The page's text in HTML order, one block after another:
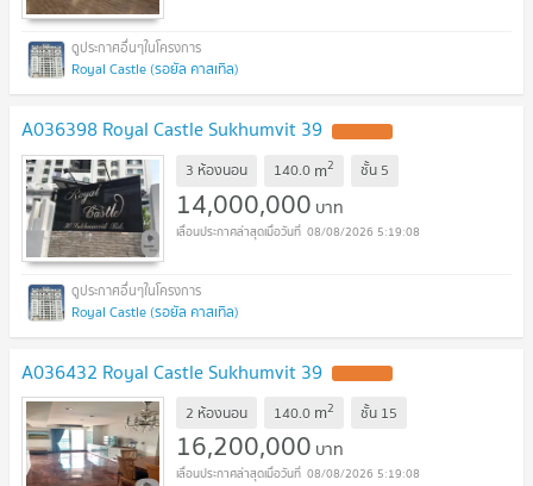
Royal Castle (รอยัล คาสเทิล)
A036398 Royal Castle Sukhumvit 39
3 ห้องนอน 140.0 m2 ชั้น 5
14,000,000 บาท
08/08/2026 5:19:08
Royal Castle (รอยัล คาสเทิล)
A036432 Royal Castle Sukhumvit 39
2 ห้องนอน 140.0 m2 ชั้น 15
16,200,000 บาท
08/08/2026 5:19:08